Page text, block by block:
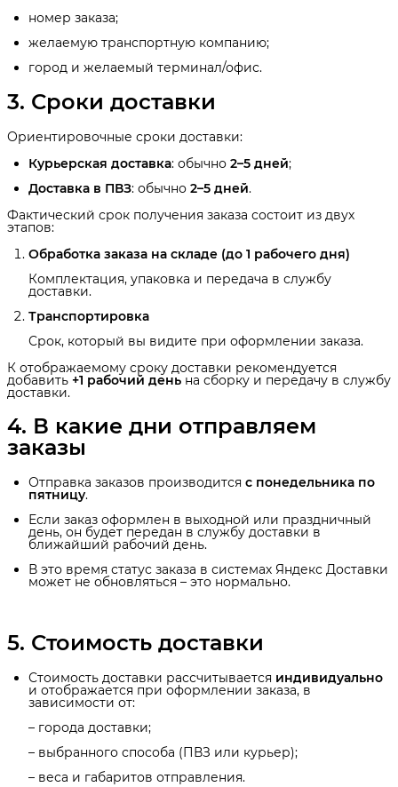
номер заказа;
желаемую транспортную компанию;
город и желаемый терминал/офис.
3. Сроки доставки
Ориентировочные сроки доставки:
Курьерская доставка: обычно 2–5 дней;
Доставка в ПВЗ: обычно 2–5 дней.
Фактический срок получения заказа состоит из двух
этапов:
Обработка заказа на складе (до 1 рабочего дня)
Комплектация, упаковка и передача в службу
доставки.
Транспортировка
Срок, который вы видите при оформлении заказа.
К отображаемому сроку доставки рекомендуется
добавить +1 рабочий день на сборку и передачу в службу
доставки.
4. В какие дни отправляем
заказы
Отправка заказов производится с понедельника по
пятницу.
Если заказ оформлен в выходной или праздничный
день, он будет передан в службу доставки в
ближайший рабочий день.
В это время статус заказа в системах Яндекс Доставки
может не обновляться – это нормально.
5. Стоимость доставки
Стоимость доставки рассчитывается индивидуально
и отображается при оформлении заказа, в
зависимости от:
– города доставки;
– выбранного способа (ПВЗ или курьер);
– веса и габаритов отправления.